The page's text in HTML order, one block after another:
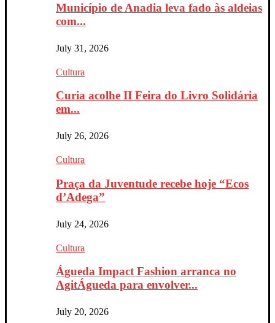
Município de Anadia leva fado às aldeias
com...
July 31, 2026
Cultura
Curia acolhe II Feira do Livro Solidária
em...
July 26, 2026
Cultura
Praça da Juventude recebe hoje “Ecos
d’Adega”
July 24, 2026
Cultura
Águeda Impact Fashion arranca no
AgitÁgueda para envolver...
July 20, 2026